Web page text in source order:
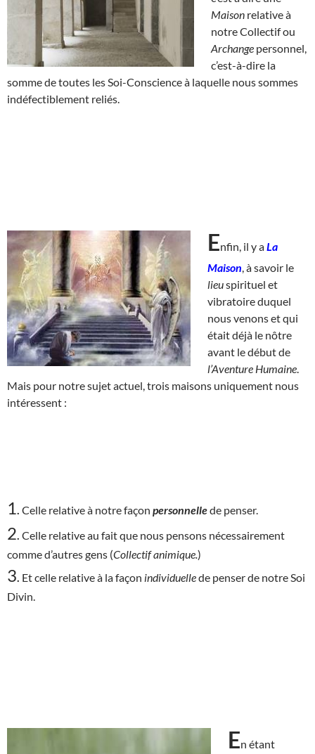
Maison relative à
notre Collectif ou
Archange personnel,
c’est-à-dire la
somme de toutes les Soi-Conscience à laquelle nous sommes
indéfectiblement reliés.
Enfin, il y aLa
Maison , à savoir le
lieuspirituel et
vibratoire duquel
nous venons et qui
était déjà le nôtre
avant le début de
l’Aventure Humaine
Mais pour notre sujet actuel, trois maisons uniquement nous
intéressent :
1 Celle relative à notre façon personnellede penser.
2 Celle relative au fait que nous pensons nécessairement
comme d’autres gens (Collectif animique.)
3 Et celle relative à la façon individuellede penser de notre Soi
Divin.
En étant